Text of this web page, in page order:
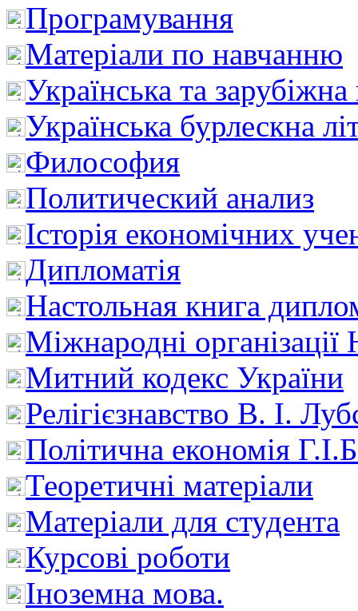
Програмування
Матеріали по навчанню
Українська та зарубіжна
Українська бурлескна
Философия
Политический анализ
Історія економічних
Дипломатія
Настольная книга
Міжнародні
Митний кодекс України
Релігієзнавство В. І.
Політична економія
Теоретичні матеріали
Матеріали для студента
Курсові роботи
Іноземна мова.